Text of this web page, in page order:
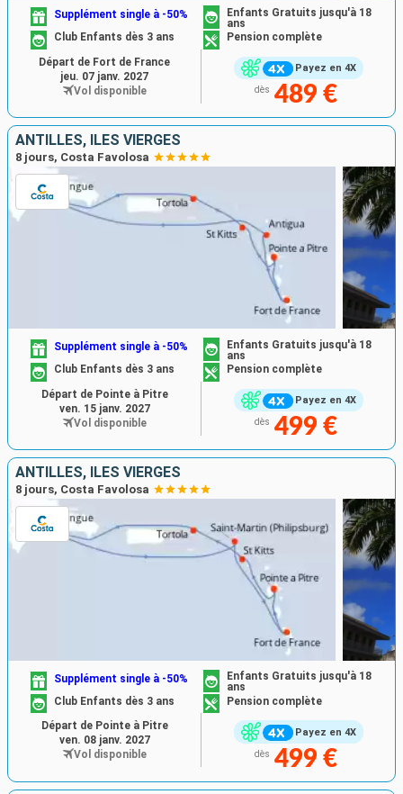
Payez en 4X
Supplément single à -50%
Enfants Gratuits jusqu'à 18
ans
Club Enfants dès 3 ans
Pension complète
dès 489 €
Départ de Fort de France
jeu. 07 janv. 2027
Vol disponible
ANTILLES, ILES VIERGES
8 jours, Costa Favolosa
Payez en 4X
Supplément single à -50%
Enfants Gratuits jusqu'à 18
ans
Club Enfants dès 3 ans
Pension complète
dès 499 €
Départ de Pointe à Pitre
ven. 15 janv. 2027
Vol disponible
ANTILLES, ILES VIERGES
8 jours, Costa Favolosa
Payez en 4X
Supplément single à -50%
Enfants Gratuits jusqu'à 18
ans
Club Enfants dès 3 ans
Pension complète
dès 499 €
Départ de Pointe à Pitre
ven. 08 janv. 2027
Vol disponible